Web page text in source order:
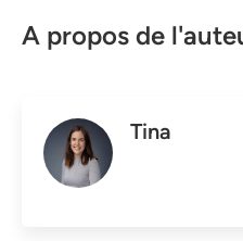
A propos de
Tina